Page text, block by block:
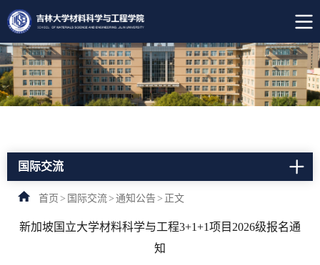
国际交流
首页 > 国际交流> 通知公告> 正文
新加坡国立大学材料科学与工程3+1+1项目2026级报名通
知